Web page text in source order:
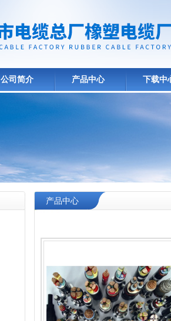
公司简介 产品中心 下载中
产品中心